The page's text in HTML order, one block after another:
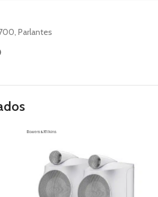
, Parlantes